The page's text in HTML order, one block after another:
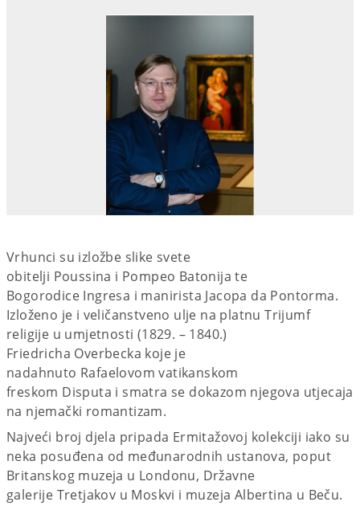
Vrhunci su izložbe slike svete
obitelji Poussina i Pompeo Batonija te
Bogorodice Ingresa i manirista Jacopa da Pontorma.
Izloženo je i veličanstveno ulje na platnu Trijumf
religije u umjetnosti (1829. – 1840.)
Friedricha Overbecka koje je
nadahnuto Rafaelovom vatikanskom
freskom Disputa i smatra se dokazom njegova utjecaja
na njemački romantizam.
Najveći broj djela pripada Ermitažovoj kolekciji iako su
neka posuđena od međunarodnih ustanova, poput
Britanskog muzeja u Londonu, Državne
galerije Tretjakov u Moskvi i muzeja Albertina u Beču.